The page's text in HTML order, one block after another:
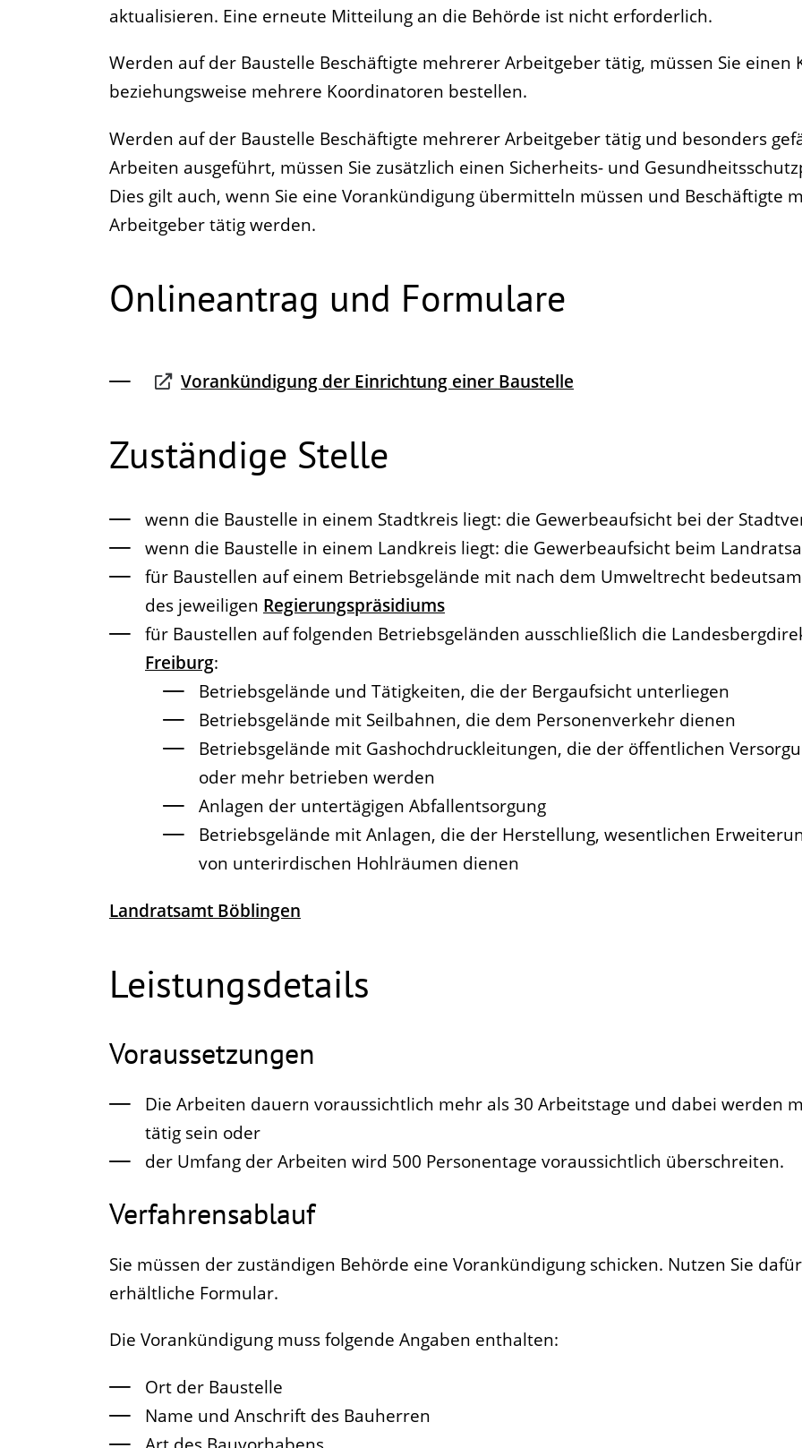
aktualisieren. Eine erneute Mitteilung an die Behörde ist nicht erforderlich.
Werden auf der Baustelle Beschäftigte mehrerer Arbeitgeber tätig, müssen Sie einen
beziehungsweise mehrere Koordinatoren bestellen.
Werden auf der Baustelle Beschäftigte mehrerer Arbeitgeber tätig und besonders
Arbeiten ausgeführt, müssen Sie zusätzlich einen Sicherheits- und
Dies gilt auch, wenn Sie eine Vorankündigung übermitteln müssen und Beschäftigte
Arbeitgeber tätig werden.
Onlineantrag und Formulare
Vorankündigung der Einrichtung einer Baustelle
Zuständige Stelle
wenn die Baustelle in einem Stadtkreis liegt: die Gewerbeaufsicht bei der
wenn die Baustelle in einem Landkreis liegt: die Gewerbeaufsicht beim
für Baustellen auf einem Betriebsgelände mit nach dem Umweltrecht
des jeweiligen Regierungspräsidiums
für Baustellen auf folgenden Betriebsgeländen ausschließlich die
Freiburg:
Betriebsgelände und Tätigkeiten, die der Bergaufsicht unterliegen
Betriebsgelände mit Seilbahnen, die dem Personenverkehr dienen
Betriebsgelände mit Gashochdruckleitungen, die der öffentlichen
oder mehr betrieben werden
Anlagen der untertägigen Abfallentsorgung
Betriebsgelände mit Anlagen, die der Herstellung, wesentlichen
von unterirdischen Hohlräumen dienen
Landratsamt Böblingen
Leistungsdetails
Voraussetzungen
Die Arbeiten dauern voraussichtlich mehr als 30 Arbeitstage und dabei werden
tätig sein oder
der Umfang der Arbeiten wird 500 Personentage voraussichtlich überschreiten.
Verfahrensablauf
Sie müssen der zuständigen Behörde eine Vorankündigung schicken. Nutzen Sie
erhältliche Formular.
Die Vorankündigung muss folgende Angaben enthalten:
Ort der Baustelle
Name und Anschrift des Bauherren